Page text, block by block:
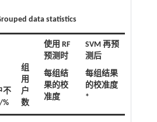
data statistics
不
%
组
用
户
数
使用 RF
预测时
每组结
果的校
准度
SVM 再预
测后
每组结果
的校准度
*